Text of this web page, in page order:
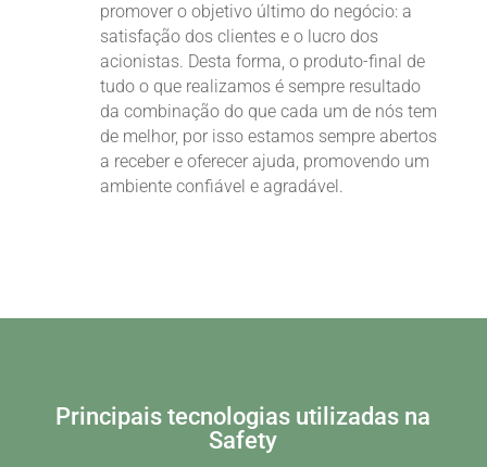
promover o objetivo último do negócio: a
satisfação dos clientes e o lucro dos
acionistas. Desta forma, o produto-final de
tudo o que realizamos é sempre resultado
da combinação do que cada um de nós tem
de melhor, por isso estamos sempre abertos
a receber e oferecer ajuda, promovendo um
ambiente confiável e agradável.
Principais tecnologias utilizadas na
Safety